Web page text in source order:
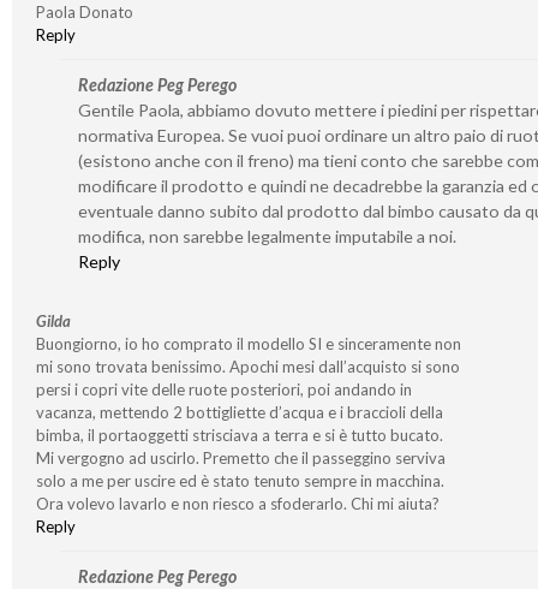
Paola Donato
Reply
Redazione Peg Perego
Gentile Paola, abbiamo dovuto mettere i piedini per
normativa Europea. Se vuoi puoi ordinare un altro paio di
(esistono anche con il freno) ma tieni conto che sarebbe
modificare il prodotto e quindi ne decadrebbe la garanzia ed
eventuale danno subito dal prodotto dal bimbo causato da
modifica, non sarebbe legalmente imputabile a noi.
Reply
Gilda
Buongiorno, io ho comprato il modello SI e sinceramente non
mi sono trovata benissimo. Apochi mesi dall’acquisto si sono
persi i copri vite delle ruote posteriori, poi andando in
vacanza, mettendo 2 bottigliette d’acqua e i braccioli della
bimba, il portaoggetti strisciava a terra e si è tutto bucato.
Mi vergogno ad uscirlo. Premetto che il passeggino serviva
solo a me per uscire ed è stato tenuto sempre in macchina.
Ora volevo lavarlo e non riesco a sfoderarlo. Chi mi aiuta?
Reply
Redazione Peg Perego